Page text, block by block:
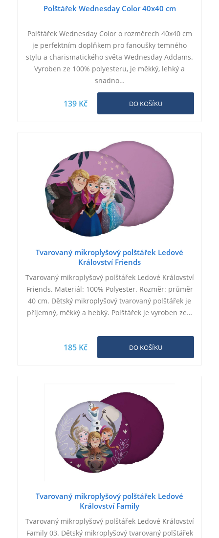
Polštářek Wednesday Color 40x40 cm
Polštářek Wednesday Color o rozměrech 40x40 cm
je perfektním doplňkem pro fanoušky temného
stylu a charismatického světa Wednesday Addams.
Vyroben ze 100% polyesteru, je měkký, lehký a
snadno…
139 Kč DO KOŠÍKU
Tvarovaný mikroplyšový polštářek Ledové
Království Friends
Tvarovaný mikroplyšový polštářek Ledové Království
Friends. Materiál: 100% Polyester. Rozměr: průměr
40 cm. Dětský mikroplyšový tvarovaný polštářek je
příjemný, měkký a hebký. Polštářek je vyroben ze…
185 Kč DO KOŠÍKU
Tvarovaný mikroplyšový polštářek Ledové
Království Family
Tvarovaný mikroplyšový polštářek Ledové Království
Family 03. Dětský mikroplyšový tvarovaný polštářek